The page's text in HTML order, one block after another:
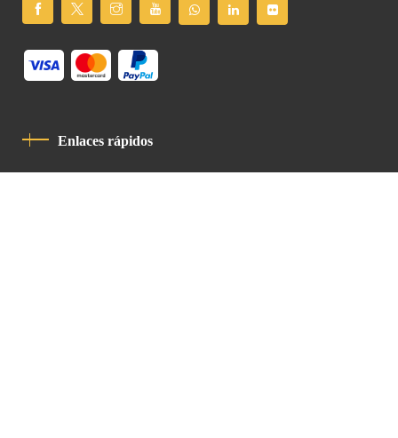
Enlaces rápidos